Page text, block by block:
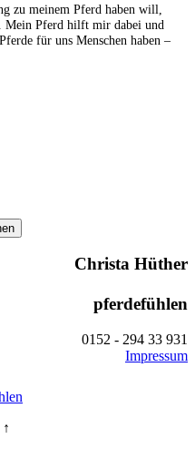
zu meinem Pferd haben will,
. Mein Pferd hilft mir dabei und
für uns Menschen haben –
Christa Hüther
pferdefühlen
0152 - 294 33 931
Impressum